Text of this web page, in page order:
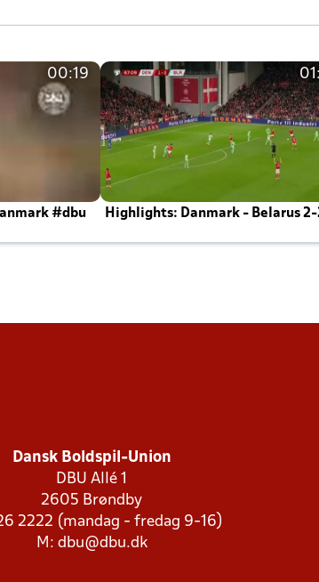
00:19
#dbu
Highlights: Danmark - Belarus 2-
Dansk Boldspil-Union
DBU Allé 1
2605 Brøndby
2222 (mandag - fredag 9-16)
M: dbu@dbu.dk